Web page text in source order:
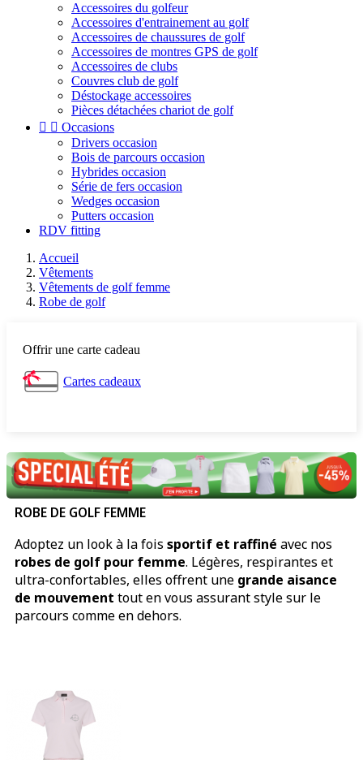
Accessoires du golfeur
Accessoires d'entrainement au golf
Accessoires de chaussures de golf
Accessoires de montres GPS de golf
Accessoires de clubs
Couvres club de golf
Déstockage accessoires
Pièces détachées chariot de golf
  Occasions
Drivers occasion
Bois de parcours occasion
Hybrides occasion
Série de fers occasion
Wedges occasion
Putters occasion
RDV fitting
Accueil
Vêtements
Vêtements de golf femme
Robe de golf
Offrir une carte cadeau
Cartes cadeaux
ROBE DE GOLF FEMME
Adoptez un look à la fois sportif et raffiné avec nos
robes de golf pour femme. Légères, respirantes et
ultra-confortables, elles offrent une grande aisance
de mouvement tout en vous assurant style sur le
parcours comme en dehors.